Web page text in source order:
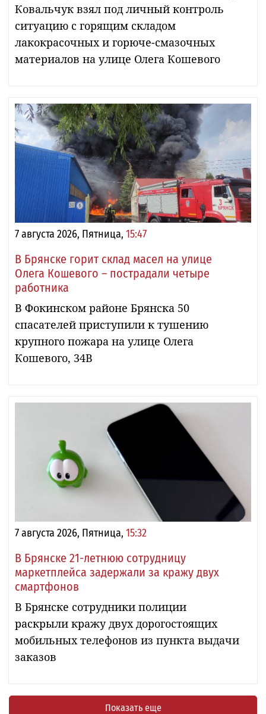
Ковальчук взял под личный контроль
ситуацию с горящим складом
лакокрасочных и горюче-смазочных
материалов на улице Олега Кошевого
7 августа 2026, Пятница, 15:47
В Брянске горит склад масел на улице
Олега Кошевого – пострадали четыре
работника
В Фокинском районе Брянска 50
спасателей приступили к тушению
крупного пожара на улице Олега
Кошевого, 34В
7 августа 2026, Пятница, 15:32
В Брянске 21-летнюю сотрудницу
маркетплейса задержали за кражу двух
смартфонов
В Брянске сотрудники полиции
раскрыли кражу двух дорогостоящих
мобильных телефонов из пункта выдачи
заказов
Показать еще